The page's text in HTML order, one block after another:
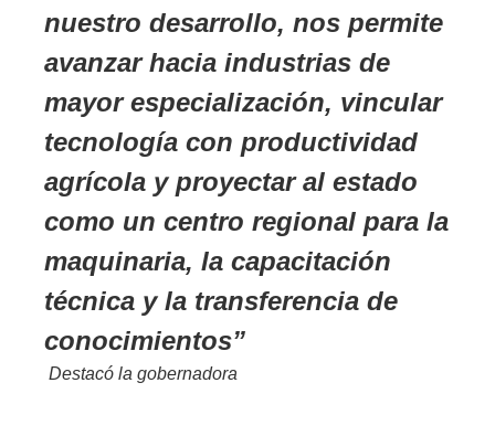
nuestro desarrollo, nos permite
avanzar hacia industrias de
mayor especialización, vincular
tecnología con productividad
agrícola y proyectar al estado
como un centro regional para la
maquinaria, la capacitación
técnica y la transferencia de
conocimientos
Destacó la gobernadora